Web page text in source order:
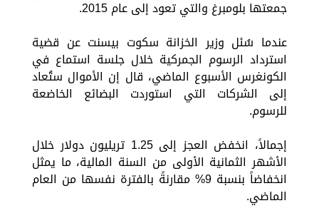
جمعتها بلومبرغ والتي تعود إلى عام 2015.
عندما سُئل وزير الخزانة سكوت بيسنت عن قضية
استرداد الرسوم الجمركية خلال جلسة استماع في
الكونغرس الأسبوع الماضي، قال إن الأموال ستُعاد
إلى الشركات التي استوردت البضائع الخاضعة
للرسوم.
إجمالاً، انخفض العجز إلى 1.25 تريليون دولار خلال
الأشهر الثمانية الأولى من السنة المالية، ما يمثل
انخفاضاً بنسبة 9% مقارنةً بالفترة نفسها من العام
الماضي.